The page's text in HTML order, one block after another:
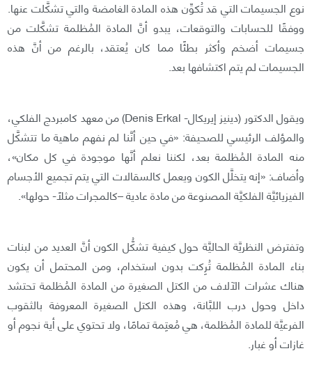
نوع الجسيمات التي قد تُكوِّن هذه المادة الغامضة والتي تشكَّلت عنها.
ووفقًا للحسابات والتوقعات، يبدو أنَّ المادة المُظلمة تشكَّلت من
جسيمات أضخم وأكثر بطئًا مما كان يُعتقد، بالرغم من أنَّ هذه
الجسيمات لم يتم اكتشافها بعد.
ويقول الدكتور (دينيز إيريكال- Denis Erkal) من معهد كامبردج الفلكي،
والمؤلف الرئيسي للصحيفة: «في حين أنَّنا لم نفهم ماهية ما تتشكَّل
منه المادة المُظلمة بعد، لكننا نعلم أنَّها موجودة في كل مكان»،
وأضاف: «إنه يتخلَّل الكون ويعمل كالسقالات التي يتم تجميع الأجسام
الفيزيائيَّة الفلكيَّة المصنوعة من مادة عادية –كالمجرات مثلًا- حولها».
وتفترض النظريَّة الحاليَّة حول كيفية تشكُّل الكون أنَّ العديد من لبنات
بناء المادة المُظلمة تُرِكت بدون استخدام، ومن المحتمل أن يكون
هناك عشرات الآلاف من الكتل الصغيرة من المادة المُظلمة تحتشد
داخل وحول درب اللبَّانة، وهذه الكتل الصغيرة المعروفة بالثقوب
الفرعيَّة للمادة المُظلمة، هي مُعتِمة تمامًا، ولا تحتوي على أية نجوم أو
غازات أو غبار.